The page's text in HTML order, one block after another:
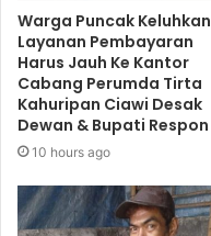
Warga Puncak Keluhkan
Layanan Pembayaran
Harus Jauh Ke Kantor
Cabang Perumda Tirta
Kahuripan Ciawi Desak
Dewan & Bupati Respon
10 hours ago